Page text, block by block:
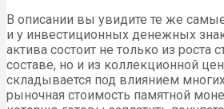
В описании вы увидите те же
и у инвестиционных денежных
актива состоит не только из роста
составе, но и из коллекционной
складывается под влиянием
рыночная стоимость памятной